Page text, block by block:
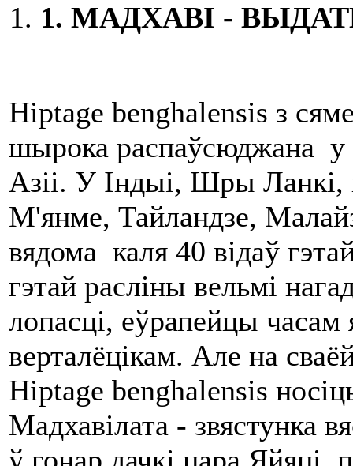
1. МАДХАВІ -
Hiptage benghalensis з
шырока распаўсюджана у
Азіі. У Індыі, Шры Ланкі,
М'янме, Тайландзе,
вядома каля 40 відаў
гэтай расліны вельмі
лопасці, еўрапейцы часам
верталёцікам. Але на
Hiptage benghalensis
Мадхавілата - звястунка